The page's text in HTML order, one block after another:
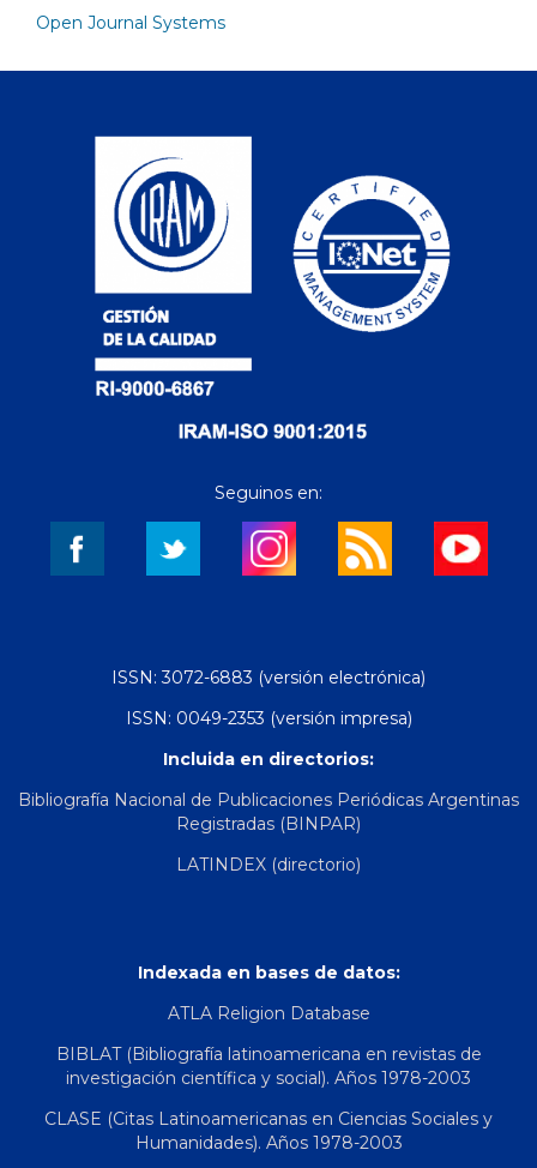
Open Journal Systems
Seguinos en:
ISSN: 3072-6883 (versión electrónica)
ISSN: 0049-2353 (versión impresa)
Incluida en directorios:
Bibliografía Nacional de Publicaciones Periódicas Argentinas
Registradas (BINPAR)
LATINDEX (directorio)
Indexada en bases de datos:
ATLA Religion Database
BIBLAT (Bibliografía latinoamericana en revistas de
investigación científica y social). Años 1978-2003
CLASE (Citas Latinoamericanas en Ciencias Sociales y
Humanidades). Años 1978-2003